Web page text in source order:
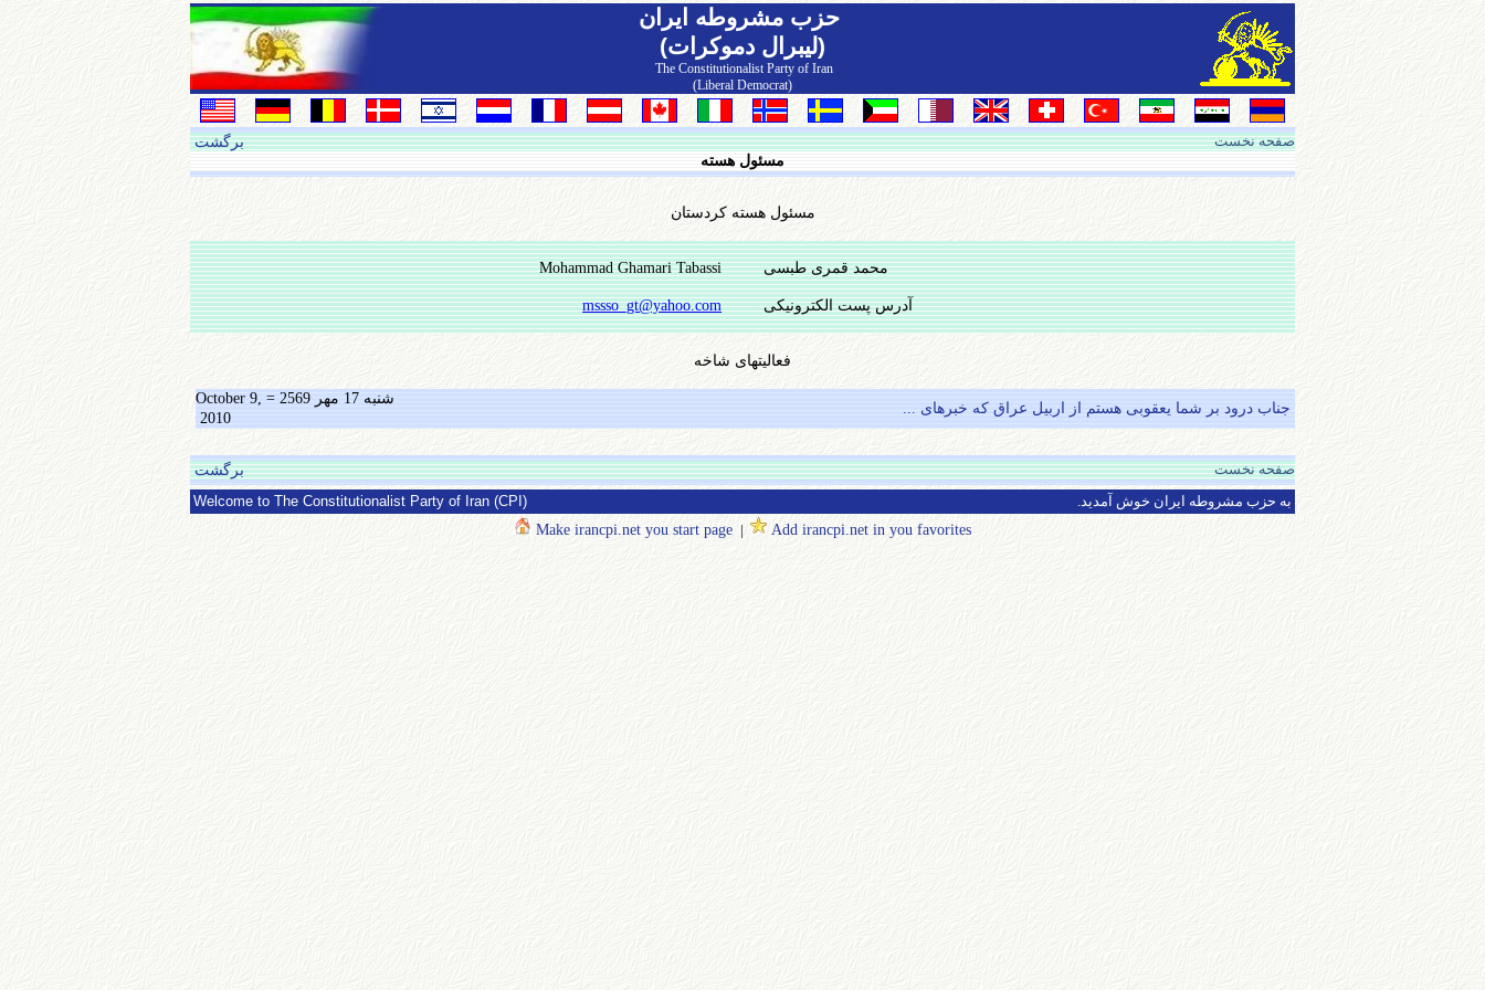
حزب مشروطه ايران
(لیبرال دموکرات)
The Constitutionalist Party of Iran
(Liberal Democrat)
صفحه نخست
برگشت
مسئول هسته
مسئول هسته کردستان
محمد قمری طبسی Mohammad Ghamari Tabassi
آدرس پست الکترونیکی mssso_gt@yahoo.com
فعالیتهای شاخه
جناب درود بر شما یعقوبی هستم از اربیل عراق که خبرهای ...
شنبه 17 مهر 2569 = October 9,
2010
صفحه نخست
برگشت
به حزب مشروطه ایران خوش آمدید.
Welcome to The Constitutionalist Party of Iran (CPI)
Make irancpi.net you start page | Add irancpi.net in you favorites